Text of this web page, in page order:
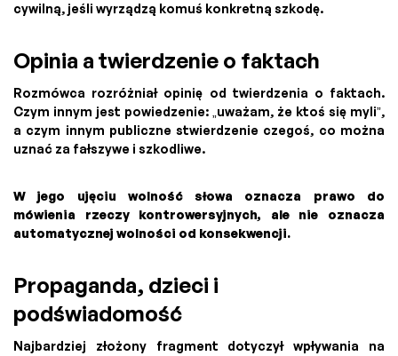
cywilną, jeśli wyrządzą komuś konkretną szkodę.
Opinia a twierdzenie o faktach
Rozmówca rozróżniał opinię od twierdzenia o faktach.
Czym innym jest powiedzenie: „uważam, że ktoś się myli”,
a czym innym publiczne stwierdzenie czegoś, co można
uznać za fałszywe i szkodliwe.
W jego ujęciu wolność słowa oznacza prawo do
mówienia rzeczy kontrowersyjnych, ale nie oznacza
automatycznej wolności od konsekwencji.
Propaganda, dzieci i
podświadomość
Najbardziej złożony fragment dotyczył wpływania na